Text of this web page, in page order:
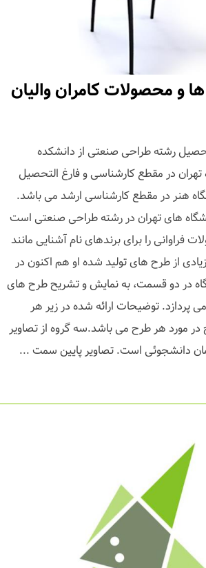
و محصولات کامران والیان
رشته طراحی صنعتی از دانشکده
تهران در مقطع کارشناسی و فارغ التحصیل
هنر در مقطع کارشناسی ارشد می باشد.
های تهران در رشته طراحی صنعتی است
فراوانی را برای برندهای نام آشنایی مانند
از طرح های تولید شده او هم اکنون در
در دو قسمت، به نمایش و تشریح طرح های
پردازد. توضیحات ارائه شده در زیر هر
در مورد هر طرح می باشد.سه گروه از تصاویر
دانشجوئی است. تصاویر پایین سمت ...